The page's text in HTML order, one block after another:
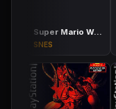
Super Mario World
SNES